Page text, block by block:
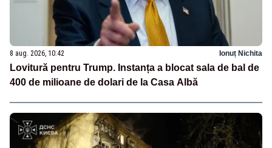
8 aug. 2026, 10:42 Ionuț Nichita
Lovitură pentru Trump. Instanța a blocat sala de bal de
400 de milioane de dolari de la Casa Albă